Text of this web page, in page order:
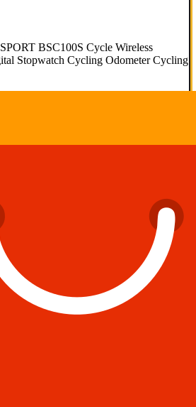
BSC100S Cycle Wireless
Stopwatch Cycling Odometer Cycling